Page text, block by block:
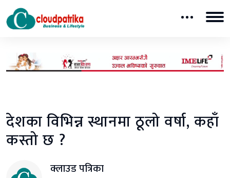
देशका विभिन्न स्थानमा ठूलो वर्षा, कहाँ
कस्तो छ ?
क्लाउड पत्रिका